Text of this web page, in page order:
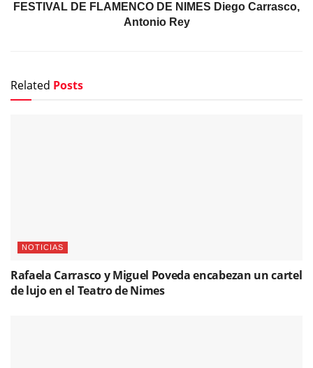
FESTIVAL DE FLAMENCO DE NIMES Diego Carrasco,
Antonio Rey
Related Posts
NOTICIAS
Rafaela Carrasco y Miguel Poveda encabezan un cartel
de lujo en el Teatro de Nimes